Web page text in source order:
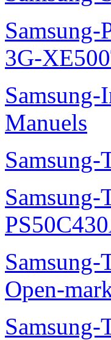
3G-
Manuels
Open-